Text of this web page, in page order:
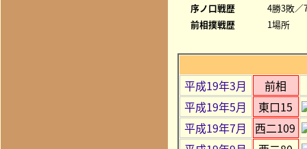
序ノ口戦歴
4勝3敗／
前相撲戦歴
1場所
平成19年3月
前相
平成19年5月
東口15
平成19年7月
西二109